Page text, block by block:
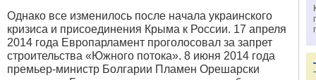
Однако все изменилось после начала украинского
кризиса и присоединения Крыма к России. 17 апреля
2014 года Европарламент проголосовал за запрет
строительства «Южного потока». 8 июня 2014 года
премьер-министр Болгарии Пламен Орешарски